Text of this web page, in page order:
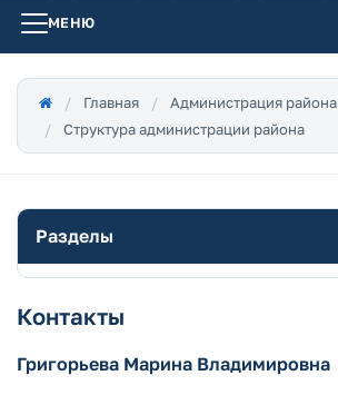
МЕНЮ
Главная Администрация района
Структура администрации района
Разделы
Контакты
Григорьева Марина Владимировна